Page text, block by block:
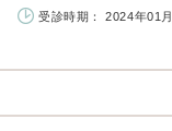
受診時期： 2024年01月